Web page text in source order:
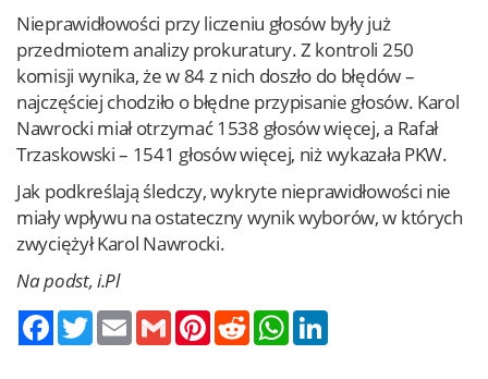
Nieprawidłowości przy liczeniu głosów były już
przedmiotem analizy prokuratury. Z kontroli 250
komisji wynika, że w 84 z nich doszło do błędów –
najczęściej chodziło o błędne przypisanie głosów. Karol
Nawrocki miał otrzymać 1538 głosów więcej, a Rafał
Trzaskowski – 1541 głosów więcej, niż wykazała PKW.
Jak podkreślają śledczy, wykryte nieprawidłowości nie
miały wpływu na ostateczny wynik wyborów, w których
zwyciężył Karol Nawrocki.
Na podst, i.Pl
TwitterEmail Gmail PinterestReddit WhatsApp